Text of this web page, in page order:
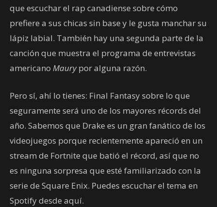
que escuchar el rap canadiense sobre cómo
prefiere a sus chicas sin base y le gusta manchar su
lápiz labial. También hay una segunda parte de la
canción que muestra el programa de entrevistas
americano Maurypor alguna razón.
Pero sí, ahí lo tienes: Final Fantasy sobre lo que
seguramente será uno de los mayores récords del
año. Sabemos que Drake es un gran fanático de los
videojuegos porque recientemente apareció en un
stream de Fortnite que batió el récord, así que no
es ninguna sorpresa que esté familiarizado con la
serie de Square Enix. Puedes escuchar el tema en
Spotify desde aquí.